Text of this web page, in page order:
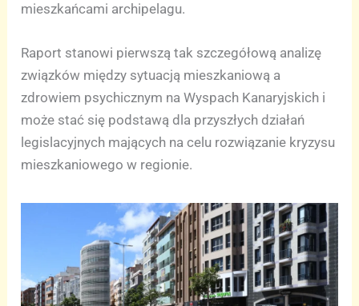
mieszkańcami archipelagu.
Raport stanowi pierwszą tak szczegółową analizę
związków między sytuacją mieszkaniową a
zdrowiem psychicznym na Wyspach Kanaryjskich i
może stać się podstawą dla przyszłych działań
legislacyjnych mających na celu rozwiązanie kryzysu
mieszkaniowego w regionie.